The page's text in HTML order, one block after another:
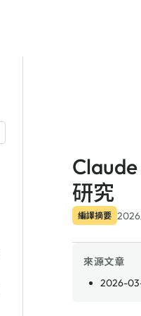
研究
編譯摘要
來源文章
2026-